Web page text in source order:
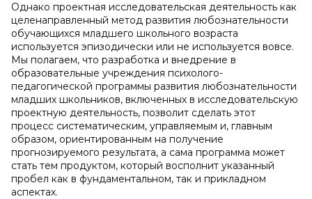
Однако проектная исследовательская деятельность как
целенаправленный метод развития любознательности
обучающихся младшего школьного возраста
используется эпизодически или не используется вовсе.
Мы полагаем, что разработка и внедрение в
образовательные учреждения психолого-
педагогической программы развития любознательности
младших школьников, включенных в исследовательскую
проектную деятельность, позволит сделать этот
процесс систематическим, управляемым и, главным
образом, ориентированным на получение
прогнозируемого результата, а сама программа может
стать тем продуктом, который восполнит указанный
пробел как в фундаментальном, так и прикладном
аспектах.